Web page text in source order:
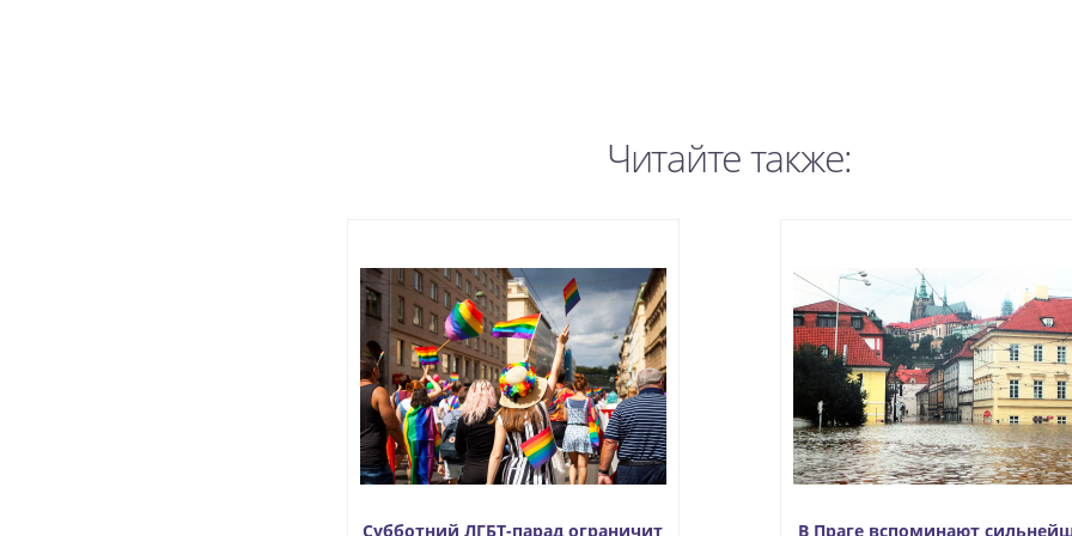
Читайте также:
Субботний ЛГБТ-парад ограничит В Праге вспоминают